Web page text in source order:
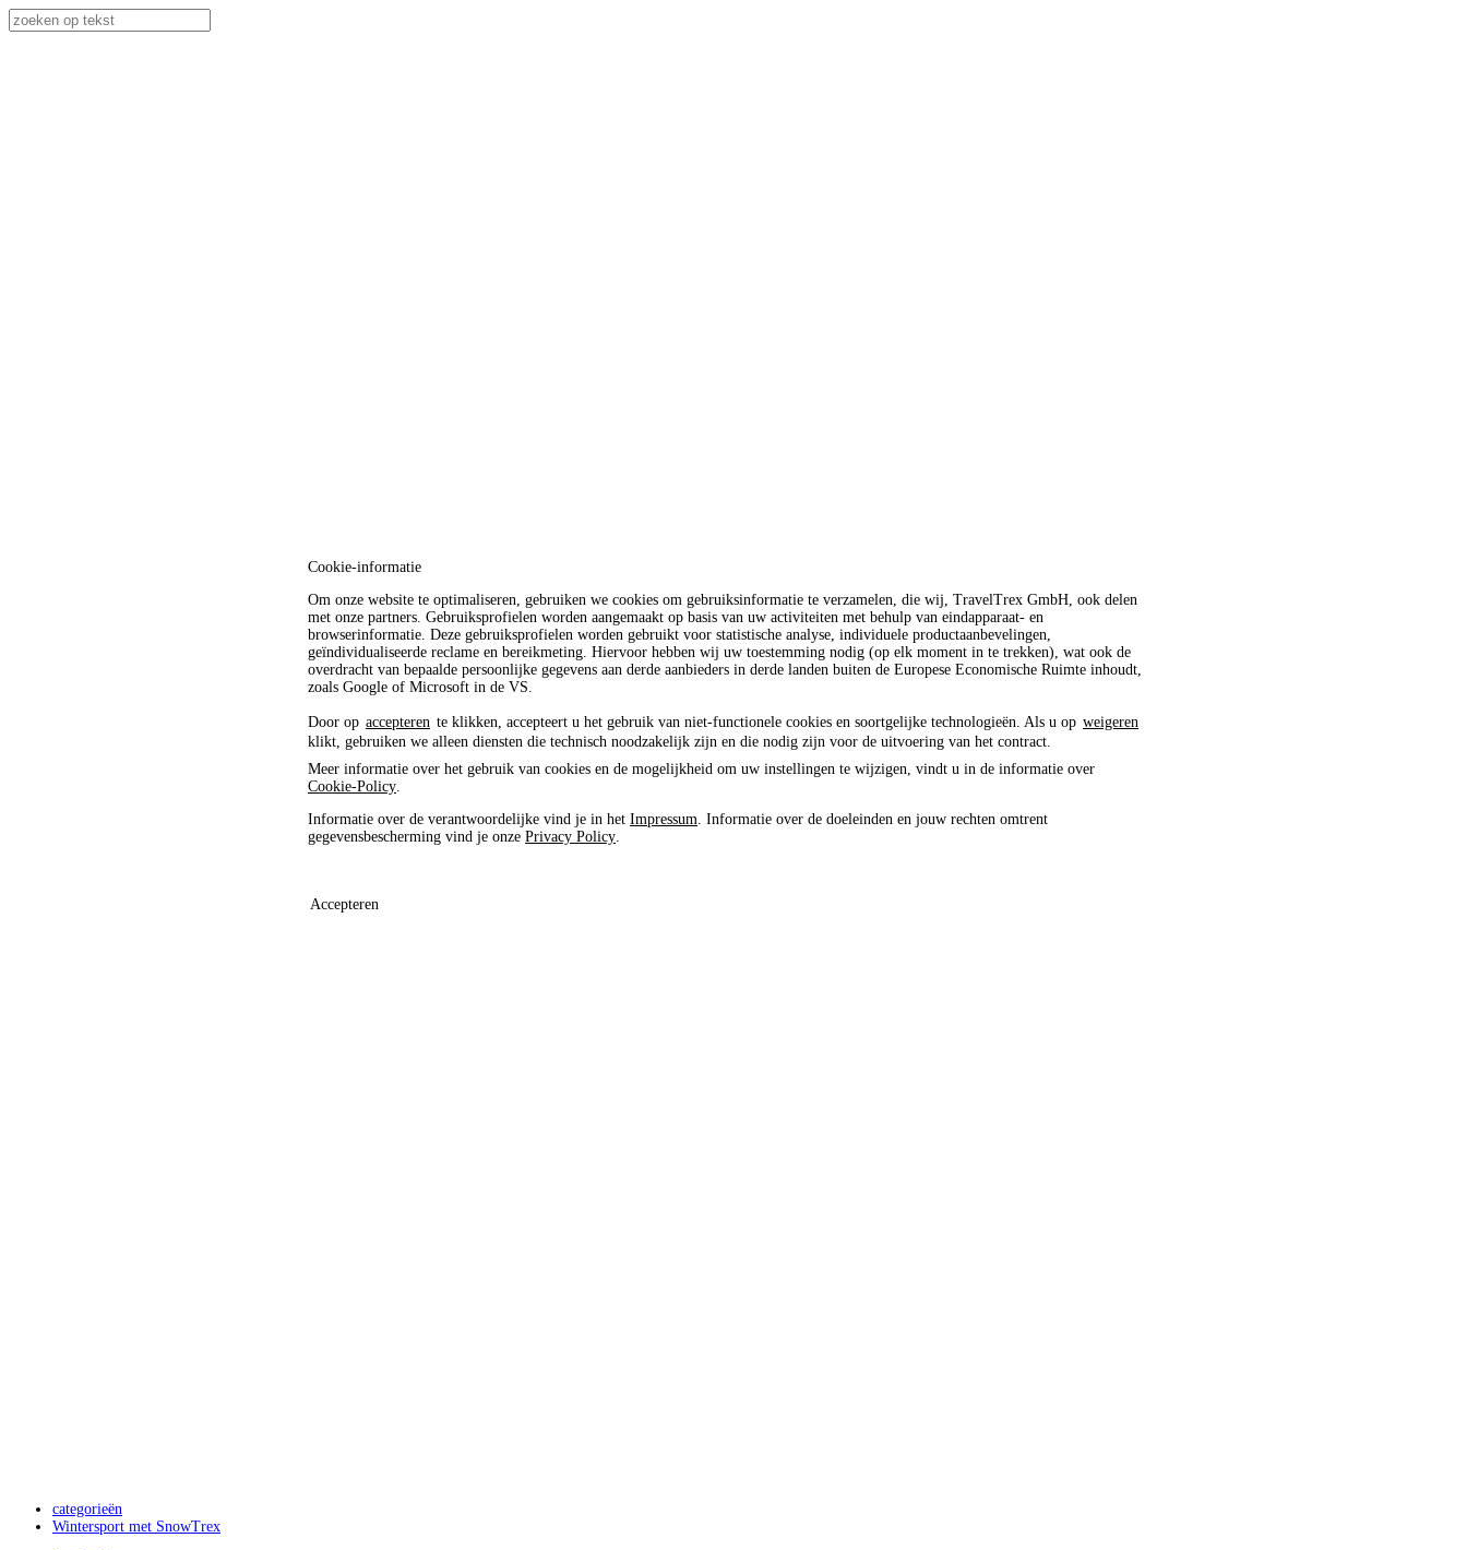
Cookie-informatie
Om onze website te optimaliseren, gebruiken we cookies om gebruiksinformatie te verzamelen, die wij, TravelTrex GmbH, ook delen
met onze partners. Gebruiksprofielen worden aangemaakt op basis van uw activiteiten met behulp van eindapparaat- en
browserinformatie. Deze gebruiksprofielen worden gebruikt voor statistische analyse, individuele productaanbevelingen,
geïndividualiseerde reclame en bereikmeting. Hiervoor hebben wij uw toestemming nodig (op elk moment in te trekken), wat ook de
overdracht van bepaalde persoonlijke gegevens aan derde aanbieders in derde landen buiten de Europese Economische Ruimte inhoudt,
zoals Google of Microsoft in de VS.
Door op accepteren te klikken, accepteert u het gebruik van niet-functionele cookies en soortgelijke technologieën. Als u op weigeren
klikt, gebruiken we alleen diensten die technisch noodzakelijk zijn en die nodig zijn voor de uitvoering van het contract.
Meer informatie over het gebruik van cookies en de mogelijkheid om uw instellingen te wijzigen, vindt u in de informatie over
Cookie-Policy
Informatie over de verantwoordelijke vind je in het Impressum . Informatie over de doeleinden en jouw rechten omtrent
gegevensbescherming vind je onze Privacy Policy
Accepteren
categorieën
Wintersport met SnowTrex